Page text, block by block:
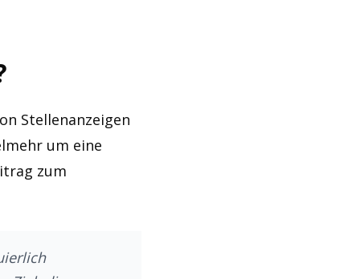
Stellenanzeigen
um eine
zum